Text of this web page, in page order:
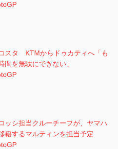
スタ KTMからドゥカティへ「も
間を無駄にできない」
ッシ担当クルーチーフが、ヤマハ
籍するマルティンを担当予定